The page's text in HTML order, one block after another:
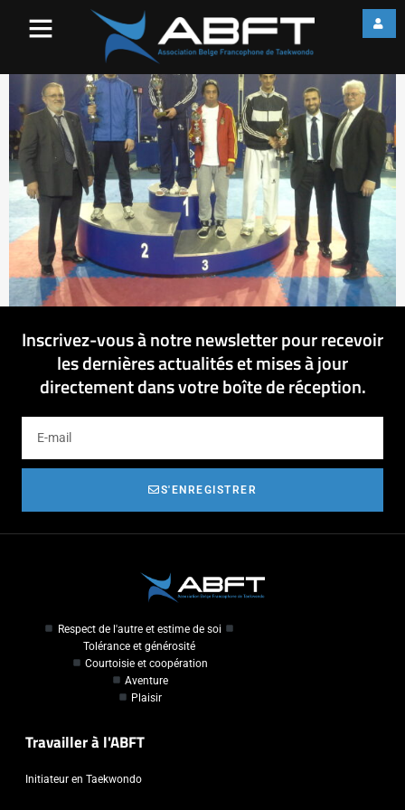
Inscrivez-vous à notre newsletter pour recevoir
les dernières actualités et mises à jour
directement dans votre boîte de réception.
S'ENREGISTRER
Respect de l'autre et estime de soi
Tolérance et générosité
Courtoisie et coopération
Aventure
Plaisir
Travailler à l'ABFT
Initiateur en Taekwondo